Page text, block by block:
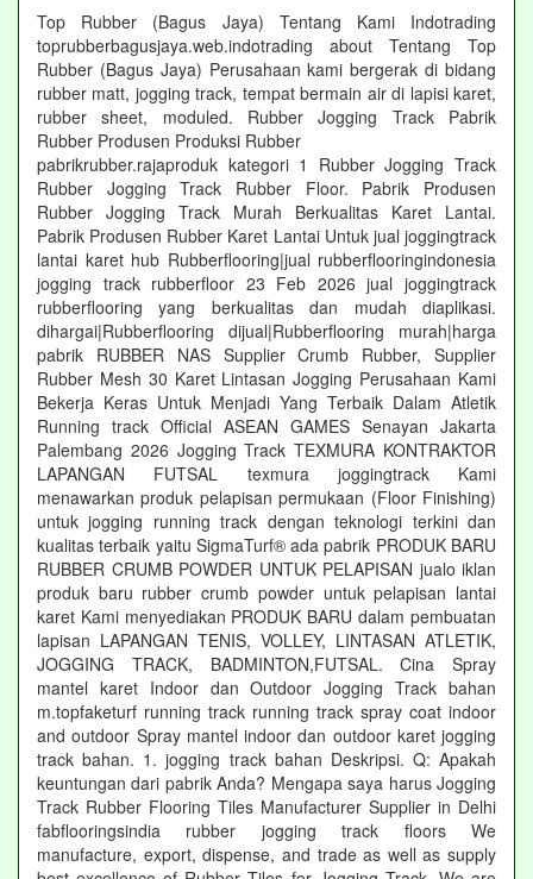
Top Rubber (Bagus Jaya) Tentang Kami Indotrading
toprubberbagusjaya.web.indotrading about Tentang Top
Rubber (Bagus Jaya) Perusahaan kami bergerak di bidang
rubber matt, jogging track, tempat bermain air di lapisi karet,
rubber sheet, moduled. Rubber Jogging Track Pabrik
Rubber Produsen Produksi Rubber
pabrikrubber.rajaproduk kategori 1 Rubber Jogging Track
Rubber Jogging Track Rubber Floor. Pabrik Produsen
Rubber Jogging Track Murah Berkualitas Karet Lantai.
Pabrik Produsen Rubber Karet Lantai Untuk jual joggingtrack
lantai karet hub Rubberflooring|jual rubberflooringindonesia
jogging track rubberfloor 23 Feb 2026 jual joggingtrack
rubberflooring yang berkualitas dan mudah diaplikasi.
dihargai|Rubberflooring dijual|Rubberflooring murah|harga
pabrik RUBBER NAS Supplier Crumb Rubber, Supplier
Rubber Mesh 30 Karet Lintasan Jogging Perusahaan Kami
Bekerja Keras Untuk Menjadi Yang Terbaik Dalam Atletik
Running track Official ASEAN GAMES Senayan Jakarta
Palembang 2026 Jogging Track TEXMURA KONTRAKTOR
LAPANGAN FUTSAL texmura joggingtrack Kami
menawarkan produk pelapisan permukaan (Floor Finishing)
untuk jogging running track dengan teknologi terkini dan
kualitas terbaik yaitu SigmaTurf® ada pabrik PRODUK BARU
RUBBER CRUMB POWDER UNTUK PELAPISAN jualo iklan
produk baru rubber crumb powder untuk pelapisan lantai
karet Kami menyediakan PRODUK BARU dalam pembuatan
lapisan LAPANGAN TENIS, VOLLEY, LINTASAN ATLETIK,
JOGGING TRACK, BADMINTON,FUTSAL. Cina Spray
mantel karet Indoor dan Outdoor Jogging Track bahan
m.topfaketurf running track running track spray coat indoor
and outdoor Spray mantel indoor dan outdoor karet jogging
track bahan. 1. jogging track bahan Deskripsi. Q: Apakah
keuntungan dari pabrik Anda? Mengapa saya harus Jogging
Track Rubber Flooring Tiles Manufacturer Supplier in Delhi
fabflooringsindia rubber jogging track floors We
manufacture, export, dispense, and trade as well as supply